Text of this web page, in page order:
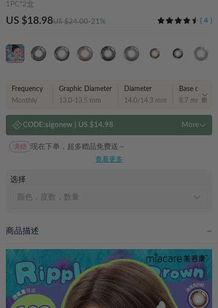
1PC*2盒
US $18.98US $24.00-21% ( 4 )
Frequency
Monthly
Graphic Diameter
13.0-13.5 mm
Diameter
14.0/14.3 mm
Base curve
8.7 mm
CODE:sigonew| US $14.98 More
满赠 现在下单，超多赠品免费送～
查看更多
选择
颜色，度数，数量
商品描述